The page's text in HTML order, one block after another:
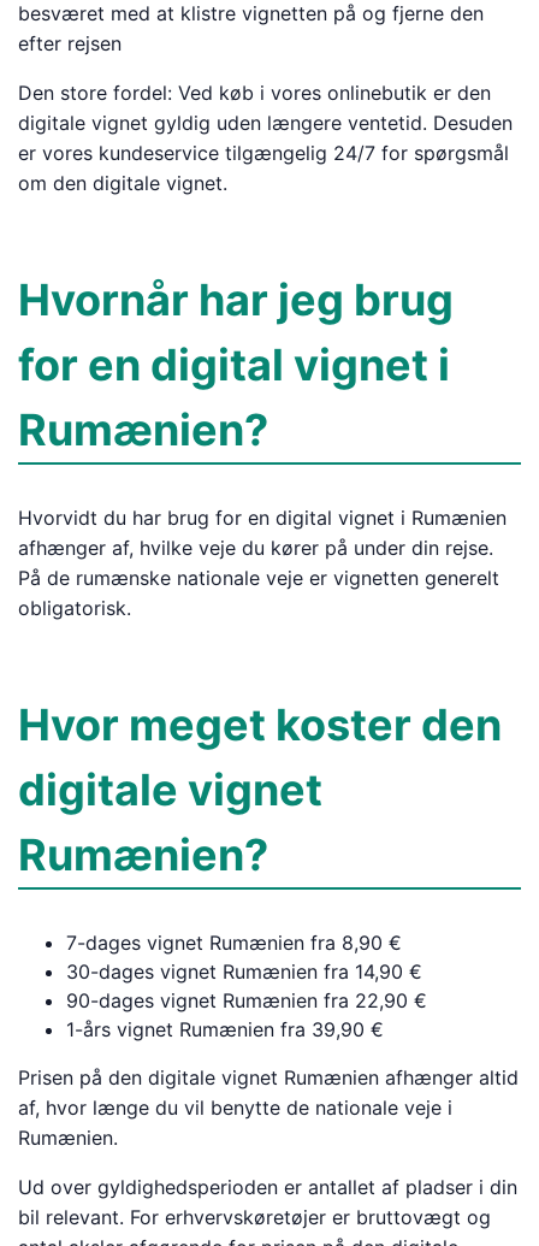
besværet med at klistre vignetten på og fjerne den
efter rejsen
Den store fordel: Ved køb i vores onlinebutik er den
digitale vignet gyldig uden længere ventetid. Desuden
er vores kundeservice tilgængelig 24/7 for spørgsmål
om den digitale vignet.
Hvornår har jeg brug
for en digital vignet i
Rumænien?
Hvorvidt du har brug for en digital vignet i Rumænien
afhænger af, hvilke veje du kører på under din rejse.
På de rumænske nationale veje er vignetten generelt
obligatorisk.
Hvor meget koster den
digitale vignet
Rumænien?
7-dages vignet Rumænien fra 8,90 €
30-dages vignet Rumænien fra 14,90 €
90-dages vignet Rumænien fra 22,90 €
1-års vignet Rumænien fra 39,90 €
Prisen på den digitale vignet Rumænien afhænger altid
af, hvor længe du vil benytte de nationale veje i
Rumænien.
Ud over gyldighedsperioden er antallet af pladser i din
bil relevant. For erhvervskøretøjer er bruttovægt og